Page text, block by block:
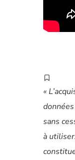
«
données
sans
à